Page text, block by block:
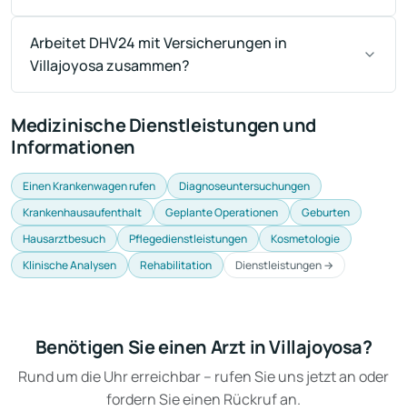
Arbeitet DHV24 mit Versicherungen in
Villajoyosa zusammen?
Medizinische Dienstleistungen und
Informationen
Einen Krankenwagen rufen
Diagnoseuntersuchungen
Krankenhausaufenthalt
Geplante Operationen
Geburten
Hausarztbesuch
Pflegedienstleistungen
Kosmetologie
Klinische Analysen
Rehabilitation Dienstleistungen →
Benötigen Sie einen Arzt in Villajoyosa?
Rund um die Uhr erreichbar – rufen Sie uns jetzt an oder
fordern Sie einen Rückruf an.